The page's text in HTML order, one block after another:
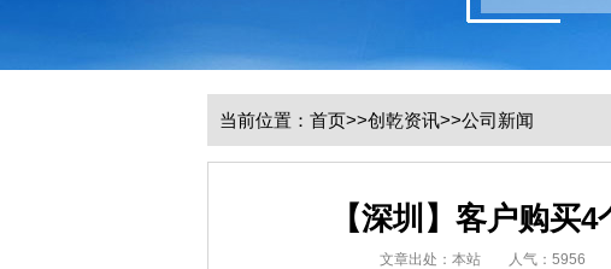
当前位置： 首页>>创乾资讯>>公司新闻
【深圳】客户购买
文章出处：本站 人气： 5956